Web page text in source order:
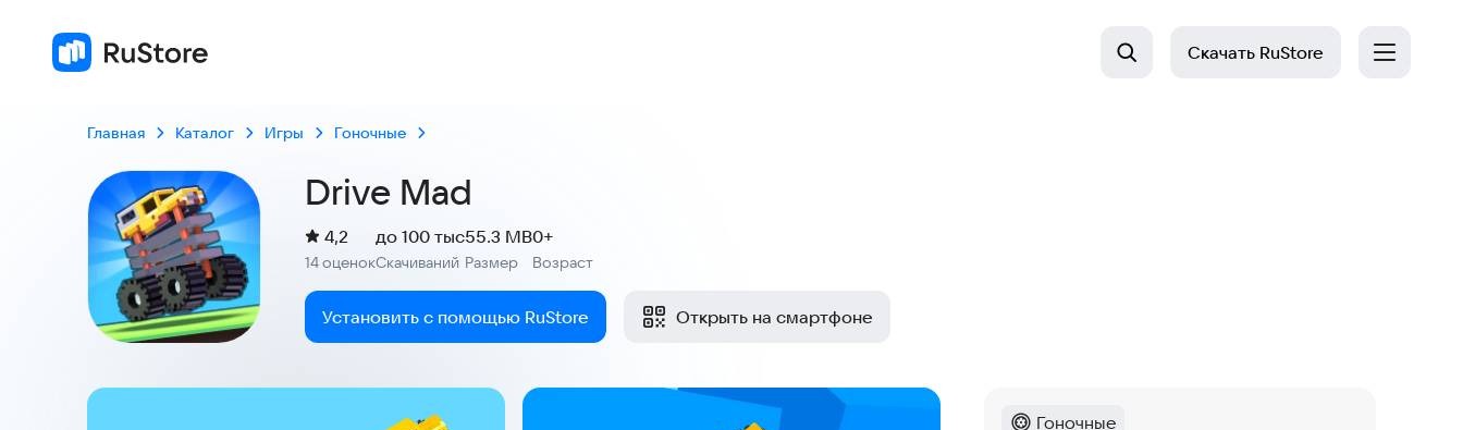
Скачать RuStore
Главная Каталог Игры Гоночные
Drive Mad
Рейтинг:
4,2
14 оценокСкачиваний
до 100 тыс
Размер
55.3 MB
Возраст
0+
Установить с помощью RuStore Открыть на смартфоне
Скриншоты
Гоночные